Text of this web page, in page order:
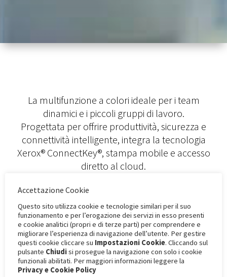
La multifunzione a colori ideale per i team
dinamici e i piccoli gruppi di lavoro.
Progettata per offrire produttività, sicurezza e
connettività intelligente, integra la tecnologia
Xerox® ConnectKey®, stampa mobile e accesso
diretto al cloud.
flussi di lavoro e accelera la collaborazione
digitale
Accettazione Cookie
Questo sito utilizza cookie e tecnologie similari per il suo
funzionamento e per l’erogazione dei servizi in esso presenti
e cookie analitici (propri e di terze parti) per comprendere e
migliorare l’esperienza di navigazione dell’utente. Per gestire
questi cookie cliccare su Impostazioni Cookie. Cliccando sul
pulsante Chiudisi prosegue la navigazione con solo i cookie
funzionali abilitati. Per maggiori informazioni leggere la
Privacy e Cookie Policy